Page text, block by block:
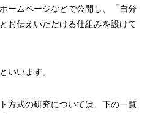
ームページなどで公開し、「自分
お伝えいただける仕組みを設けて
いいます。
方式の研究については、下の一覧